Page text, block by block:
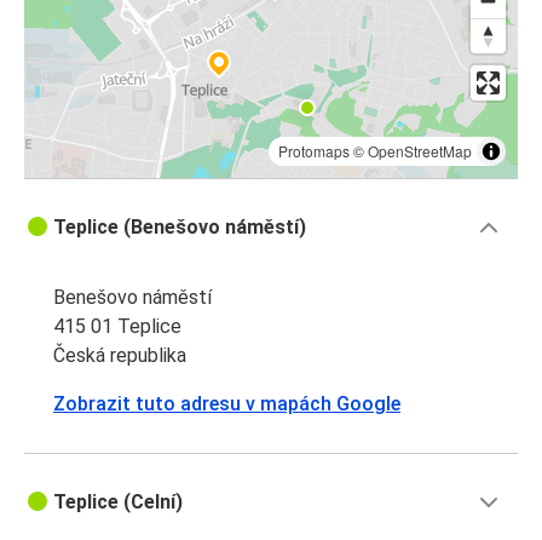
Protomaps©OpenStreetMap
Teplice (Benešovo náměstí)
Benešovo náměstí
415 01 Teplice
Česká republika
Zobrazit tuto adresu v mapách Google
Teplice (Celní)